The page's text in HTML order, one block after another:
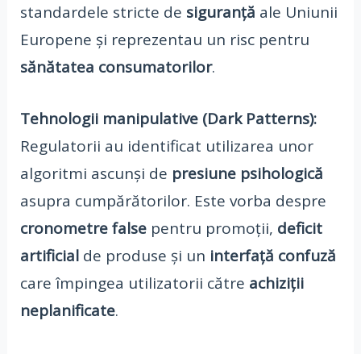
standardele stricte de siguranță ale Uniunii
Europene și reprezentau un risc pentru
sănătatea consumatorilor.
Tehnologii manipulative (Dark Patterns):
Regulatorii au identificat utilizarea unor
algoritmi ascunși de presiune psihologică
asupra cumpărătorilor. Este vorba despre
cronometre falsepentru promoții, deficit
artificialde produse și un interfață confuză
care împingea utilizatorii către achiziții
neplanificate.